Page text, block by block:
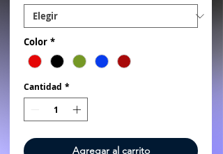
Color *
Cantidad *
Agregar al carrito